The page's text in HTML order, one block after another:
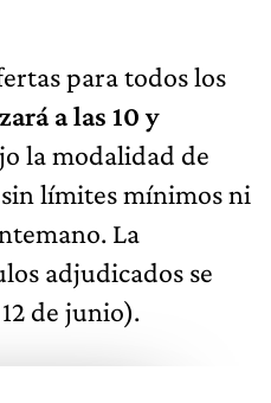
para todos los
a las 10 y
la modalidad de
límites mínimos ni
La
adjudicados se
de junio).